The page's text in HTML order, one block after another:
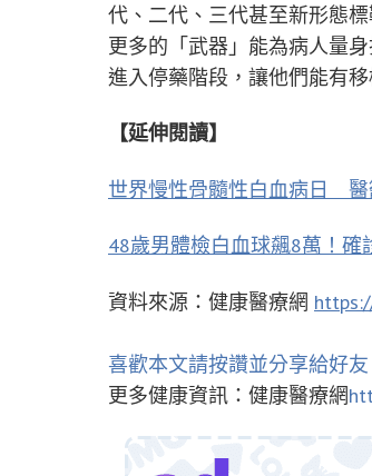
代、二代、三代甚至新形態
更多的「武器」能為病人量
進入停藥階段，讓他們能有
【延伸閱讀】
世界慢性骨髓性白血病日 醫
48歲男體檢白血球飆8萬！
資料來源：健康醫療網
喜歡本文請按讚並分享給好友
更多健康資訊：健康醫療網